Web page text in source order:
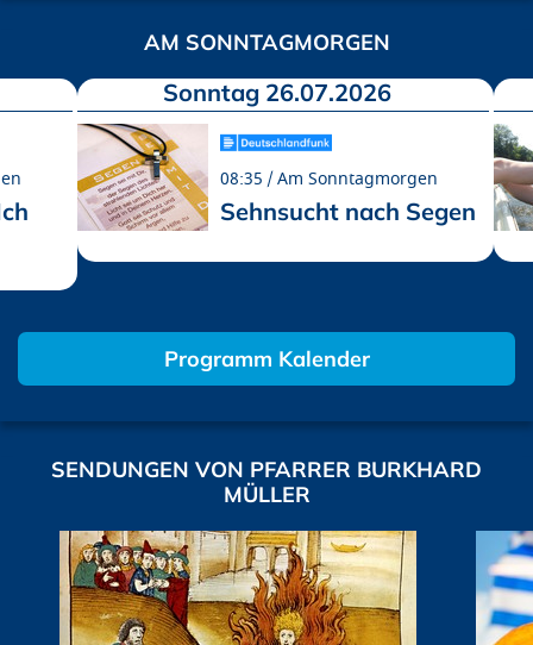
AM SONNTAGMORGEN
Sonntag 26.07.2026
08:35 Am Sonntagmorgen
Sehnsucht nach Segen
Programm Kalender
SENDUNGEN VON PFARRER BURKHARD
MÜLLER